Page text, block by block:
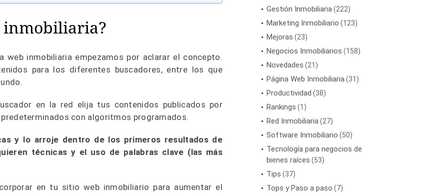
inmobiliaria?
web inmobiliaria empezamos por aclarar el concepto.
para los diferentes buscadores, entre los que
en la red elija tus contenidos publicados por
con algoritmos programados.
y lo arroje dentro de los primeros resultados de
técnicas y el uso de palabras clave (las más
en tu sitio web inmobiliario para aumentar el
Gestión Inmobiliaria(222)
Marketing Inmobiliario (123)
Mejoras (23)
Negocios Inmobiliarios (158)
Novedades (21)
Página Web Inmobiliaria(31)
Productividad (38)
Rankings (1)
Red Inmobiliaria(27)
Software Inmobiliario (50)
Tecnología para negocios de
bienes raíces (53)
Tips (37)
Tops y Paso a paso (7)